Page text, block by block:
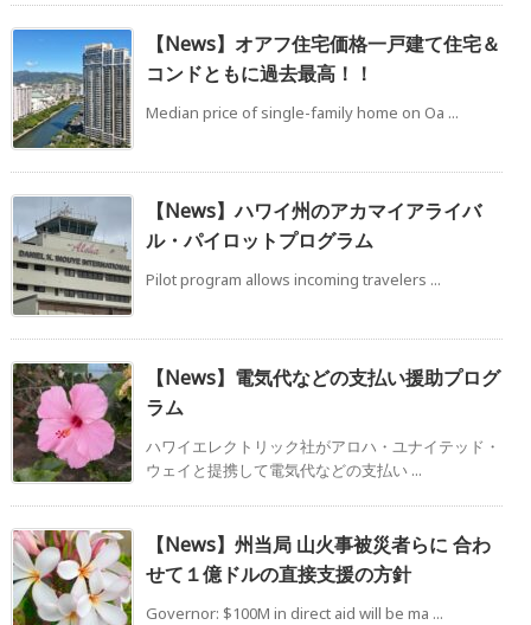
【News】オアフ住宅価格一戸建て住宅＆
コンドともに過去最高！！
Median price of single-family home on Oa ...
【News】ハワイ州のアカマイアライバ
ル・パイロットプログラム
Pilot program allows incoming travelers ...
【News】電気代などの支払い援助プログ
ラム
ハワイエレクトリック社がアロハ・ユナイテッド・
ウェイと提携して電気代などの支払い ...
【News】州当局 山火事被災者らに 合わ
せて１億ドルの直接支援の方針
Governor: $100M in direct aid will be ma ...